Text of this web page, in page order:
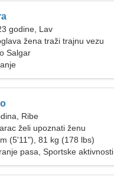
godine, Lav
žena traži trajnu vezu
Salgar
Ribe
želi upoznati ženu
(5'11"), 81 kg (178 lbs)
pasa, Sportske aktivnosti